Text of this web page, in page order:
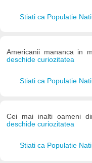
Stiati ca Populatie
Americanii mananca in
deschide curiozitatea
Stiati ca Populatie
Cei mai inalti oameni
deschide curiozitatea
Stiati ca Populatie